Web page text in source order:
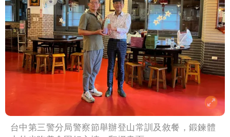
台中第三警分局警察節舉辦登山常訓及敘餐，鍛鍊體